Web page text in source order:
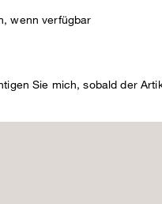
wenn verfügbar
Sie mich, sobald der